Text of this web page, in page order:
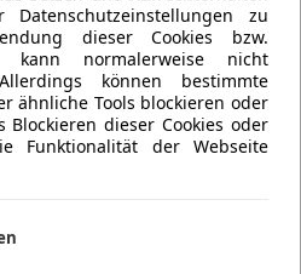
zu
dieser Cookies bzw.
kann normalerweise nicht
können bestimmte
ähnliche Tools blockieren oder
Blockieren dieser Cookies oder
Funktionalität der Webseite